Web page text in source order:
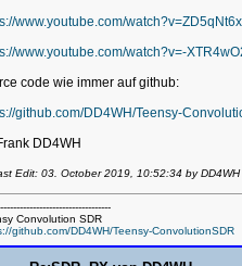
www.youtube.com/
www.youtube.com/watch?v=-
code wie immer auf github:
github.com/DD4WH/Teensy-
DD4WH
Edit: 03. October 2019, 10:52:34 by DD4WH
Convolution SDR
github.com/DD4WH/Teensy-ConvolutionSDR